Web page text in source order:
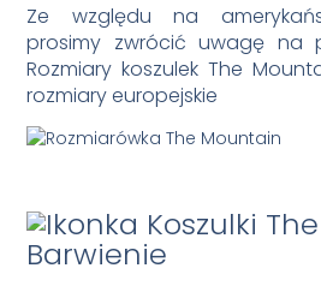
Ze względu na
prosimy zwrócić uwagę na
Rozmiary koszulek The
rozmiary europejskie
Barwienie